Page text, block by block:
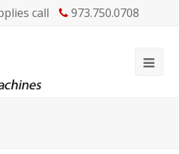
call 973.750.0708